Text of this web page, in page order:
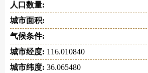
人口数量:
城市面积:
气候条件:
城市经度: 116.010840
城市纬度: 36.065480